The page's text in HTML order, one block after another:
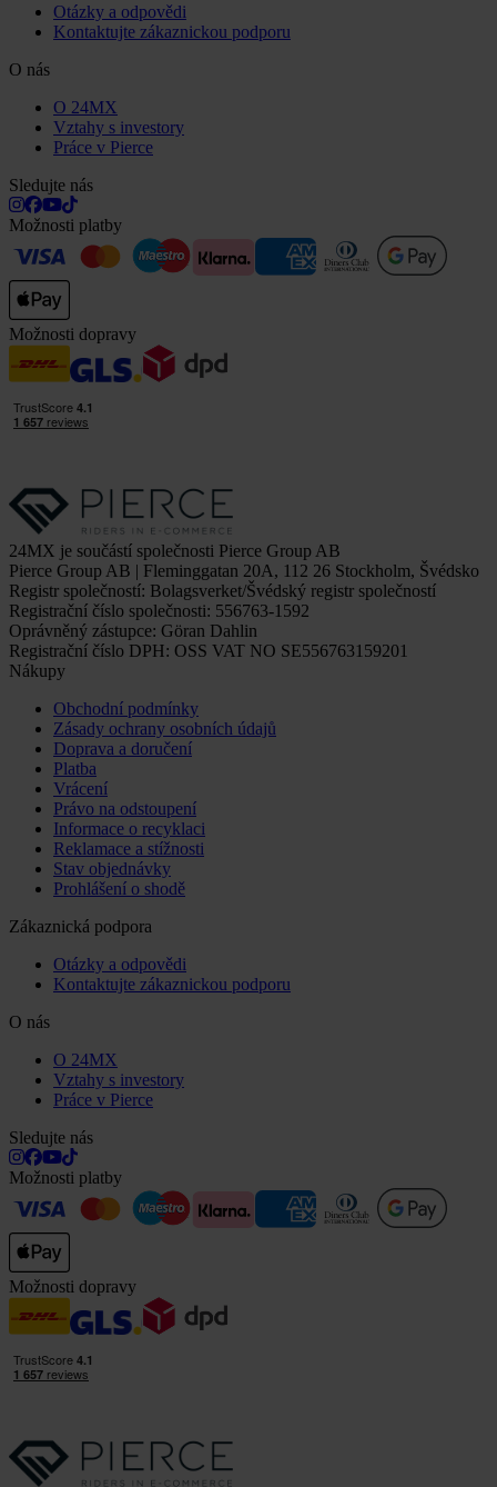
Otázky a odpovědi
Kontaktujte zákaznickou podporu
O nás
O 24MX
Vztahy s investory
Práce v Pierce
Sledujte nás
Možnosti platby
Možnosti dopravy
24MX je součástí společnosti Pierce Group AB
Pierce Group AB | Fleminggatan 20A, 112 26 Stockholm, Švédsko
Registr společností: Bolagsverket/Švédský registr společností
Registrační číslo společnosti: 556763-1592
Oprávněný zástupce: Göran Dahlin
Registrační číslo DPH: OSS VAT NO SE556763159201
Nákupy
Obchodní podmínky
Zásady ochrany osobních údajů
Doprava a doručení
Platba
Vrácení
Právo na odstoupení
Informace o recyklaci
Reklamace a stížnosti
Stav objednávky
Prohlášení o shodě
Zákaznická podpora
Otázky a odpovědi
Kontaktujte zákaznickou podporu
O nás
O 24MX
Vztahy s investory
Práce v Pierce
Sledujte nás
Možnosti platby
Možnosti dopravy